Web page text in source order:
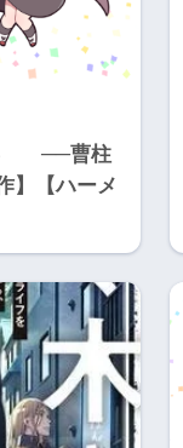
い ──曹柱
】【ハーメ